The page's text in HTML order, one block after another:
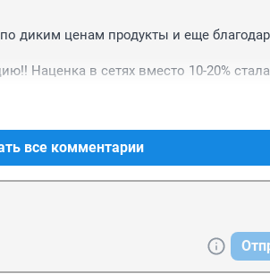
диким ценам продукты и еще
Наценка в сетях вместо 10-20% стала
все комментарии